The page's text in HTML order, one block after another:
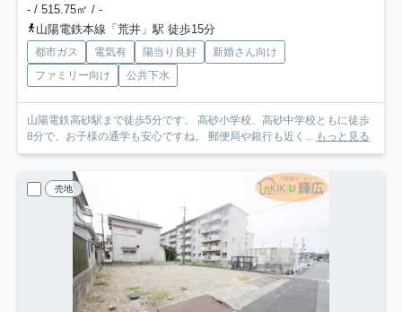
- / 515.75㎡ / -
山陽電鉄本線「荒井」駅 徒歩15分
都市ガス 電気有 陽当り良好
新婚さん向け
ファミリー向け
公共下水
山陽電鉄高砂駅まで徒歩5分です。 高砂小学校、高砂中学校ともに徒歩
8分で、お子様の通学も安心ですね。 郵便局や銀行も近く... もっと見る
売地